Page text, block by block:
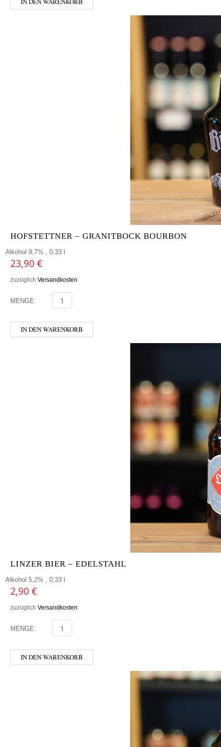
HOFSTETTNER – GRANITBOCK BOURBON
Alkohol 9,7% , 0,33 l
23,90 €
zuzüglich Versandkosten
MENGE: HOFSTETTNER - GRANITBOCK BOURBON MENGE
IN DEN WARENKORB
LINZER BIER – EDELSTAHL
Alkohol 5,2% , 0,33 l
2,90 €
zuzüglich Versandkosten
MENGE: LINZER BIER - EDELSTAHL MENGE
IN DEN WARENKORB